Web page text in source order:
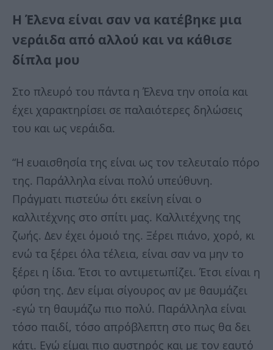
Η Έλενα είναι σαν να κατέβηκε μια
νεράιδα από αλλού και να κάθισε
δίπλα μου
Στο πλευρό του πάντα η Έλενα την οποία και
έχει χαρακτηρίσει σε παλαιότερες δηλώσεις
του και ως νεράιδα.
“Η ευαισθησία της είναι ως τον τελευταίο πόρο
της. Παράλληλα είναι πολύ υπεύθυνη.
Πράγματι πιστεύω ότι εκείνη είναι ο
καλλιτέχνης στο σπίτι μας. Καλλιτέχνης της
ζωής. Δεν έχει όμοιό της. Ξέρει πιάνο, χορό, κι
ενώ τα ξέρει όλα τέλεια, είναι σαν να μην το
ξέρει η ίδια. Έτσι το αντιμετωπίζει. Έτσι είναι η
φύση της. Δεν είμαι σίγουρος αν με θαυμάζει
-εγώ τη θαυμάζω πιο πολύ. Παράλληλα είναι
τόσο παιδί, τόσο απρόβλεπτη στο πως θα δει
κάτι. Εγώ είμαι πιο αυστηρός και με τον εαυτό